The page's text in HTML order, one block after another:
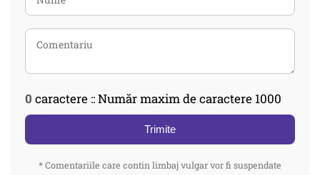
0 caractere :: Număr maxim de caractere 1000
Trimite
* Comentariile care contin limbaj vulgar vor fi suspendate